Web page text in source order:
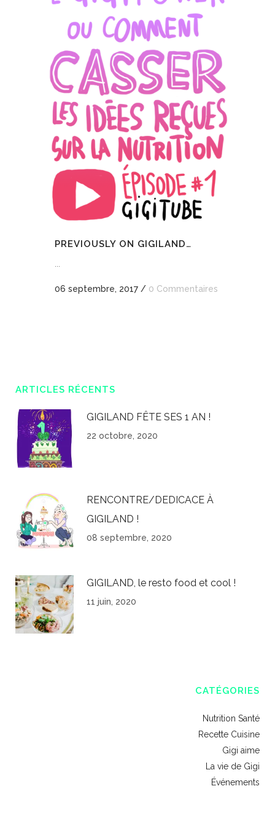
PREVIOUSLY ON GIGILAND…
...
06 septembre, 2017 / 0 Commentaires
ARTICLES RÉCENTS
GIGILAND FÊTE SES 1 AN !
22 octobre, 2020
RENCONTRE/DEDICACE À
GIGILAND !
08 septembre, 2020
GIGILAND, le resto food et cool !
11 juin, 2020
CATÉGORIES
Nutrition Santé
Recette Cuisine
Gigi aime
La vie de Gigi
Événements